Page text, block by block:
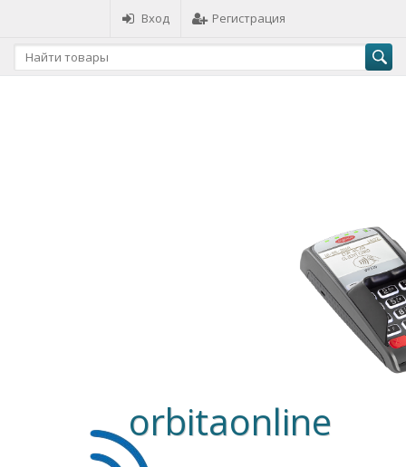
Вход Регистрация
orbitaonline